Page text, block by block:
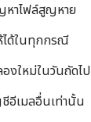
าไฟล์สูญหาย
ได้ในทุกกรณี
องใหม่ในวันถัดไป
อีเมลอื่นเท่านั้น